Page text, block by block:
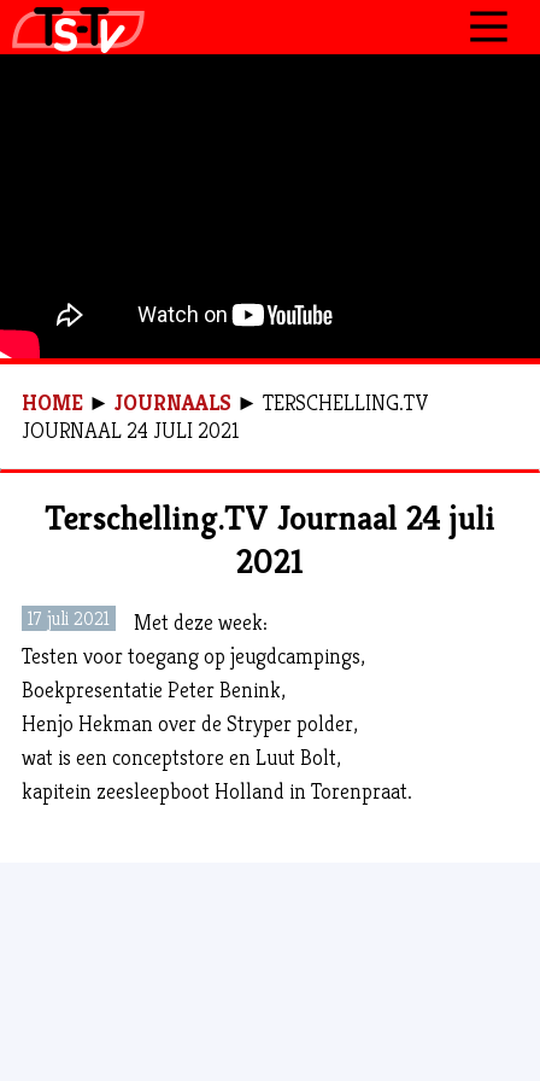
CONTACT
HOME► JOURNAALS ► TERSCHELLING.TV
JOURNAAL 24 JULI 2021
Terschelling.TV Journaal 24 juli
2021
17 juli 2021
Met deze week:
Testen voor toegang op jeugdcampings,
Boekpresentatie Peter Benink,
Henjo Hekman over de Stryper polder,
wat is een conceptstore en Luut Bolt,
kapitein zeesleepboot Holland in Torenpraat.